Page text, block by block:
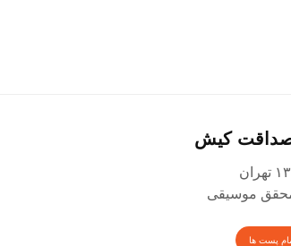
صداقت کیش
موسیقی
پست ها